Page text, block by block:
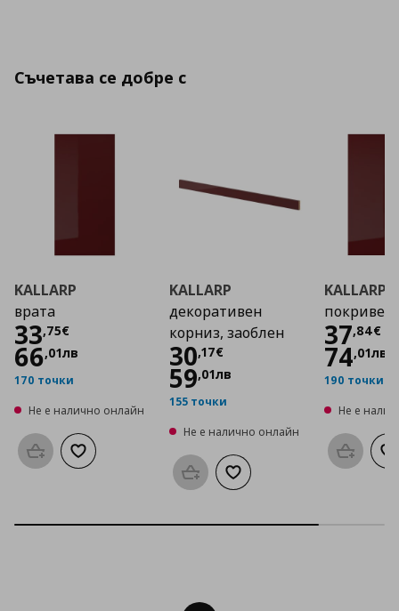
Съчетава се добре с
KALLARP
врата
33,75€
Цена
66,01лв
170 точки
Не е налично онлайн
Προσθήκη στο καλάθι
Добави към списъка с любими
KALLARP
декоративен
корниз, заоблен
30,17€
Цена
59,01лв
155 точки
Не е налично онлайн
Προσθήκη στο καλάθι
Добави към списъка с
KALLARP
покривен
37,84€
Цена
74,01лв
190 точки
Не е